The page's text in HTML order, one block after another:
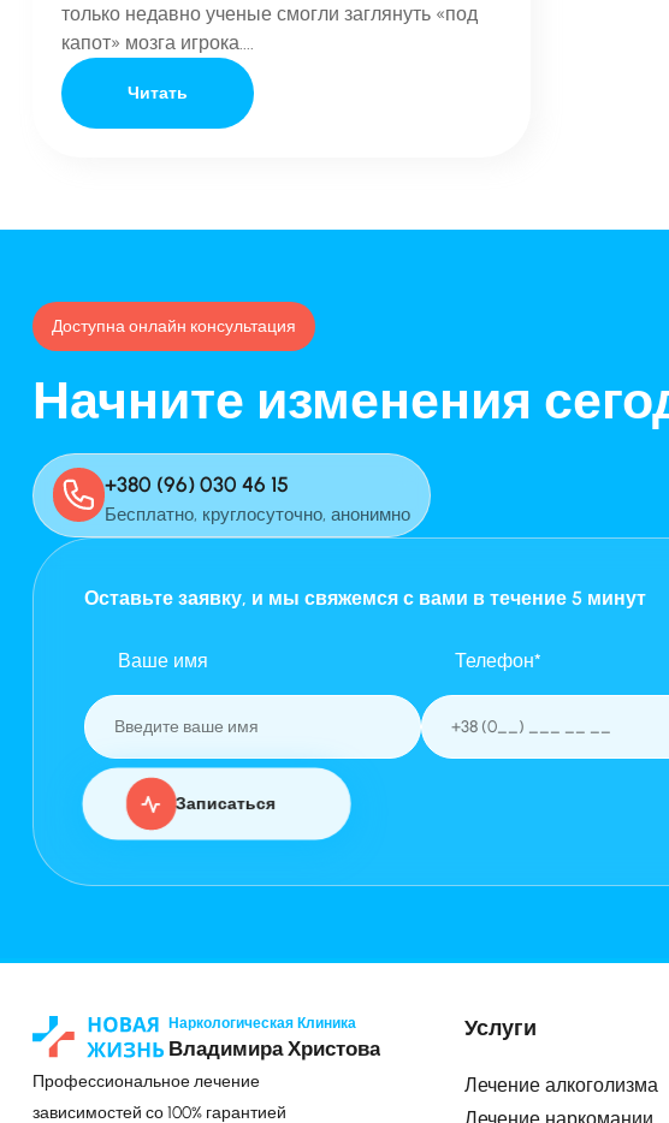
только недавно ученые смогли заглянуть «под
капот» мозга игрока....
Читать
Доступна онлайн консультация
Начните изменения
+380 (96) 030 46 15
Бесплатно, круглосуточно, анонимно
Оставьте заявку, и мы свяжемся с вами в течение 5 минут
Ваше имя Телефон*
Записаться
Наркологическая Клиника
Владимира Христова
Профессиональное лечение
зависимостей со 100% гарантией
Услуги
Лечение алкоголизма
Лечение наркомании